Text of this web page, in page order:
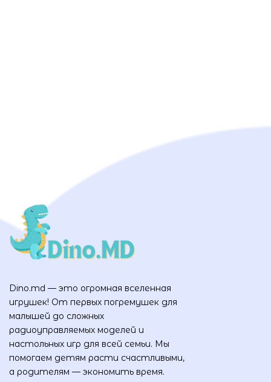
Dino.md — это огромная вселенная
игрушек! От первых погремушек для
малышей до сложных
радиоуправляемых моделей и
настольных игр для всей семьи. Мы
помогаем детям расти счастливыми,
а родителям — экономить время.